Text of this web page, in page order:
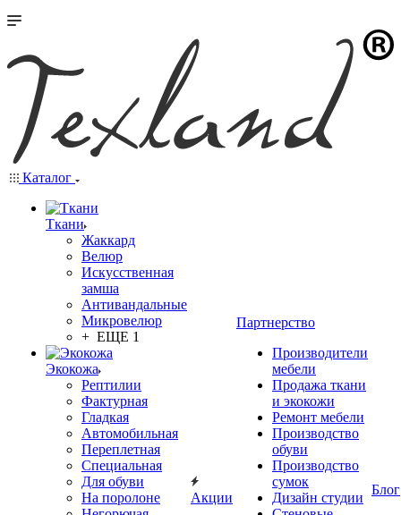
Каталог
Ткани
Жаккард
Велюр
Искусственная
замша
Антивандальные
Микровелюр
+ ЕЩЕ 1
Экокожа
Рептилии
Фактурная
Гладкая
Автомобильная
Переплетная
Специальная
Для обуви
На поролоне
Акции
Партнерство
Производители
мебели
Продажа ткани
и экокожи
Ремонт мебели
Производство
обуви
Производство
сумок
Дизайн студии
Блог